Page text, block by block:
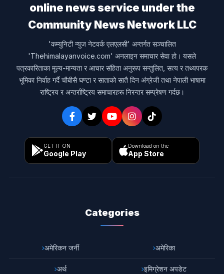
online news service under the
Community News Network LLC
'कम्युनिटी न्युज नेटवर्क एलएलसी' अन्तर्गत सञ्चालित
'Thehimalayanvoice.com' अनलाइन समाचार सेवा हो। यसले
पत्रकारिताका मूल्य-मान्यता र आचार संहिता अनुरूप सन्तुलित, सत्य र तथ्यपरक
भूमिका निर्वाह गर्दै चौबीसै घण्टा र साताको सातै दिन अंग्रेजी तथा नेपाली भाषामा
राष्ट्रिय र अन्तर्राष्ट्रिय समाचारहरू निरन्तर सम्प्रेषण गर्दछ।
GET IT ON
Google Play
Download on the
App Store
Categories
अमेरिकन जर्नी अमेरिका
अर्थ इमिग्रेशन अपडेट